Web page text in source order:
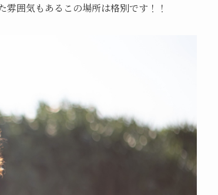
囲気もあるこの場所は格別です！！